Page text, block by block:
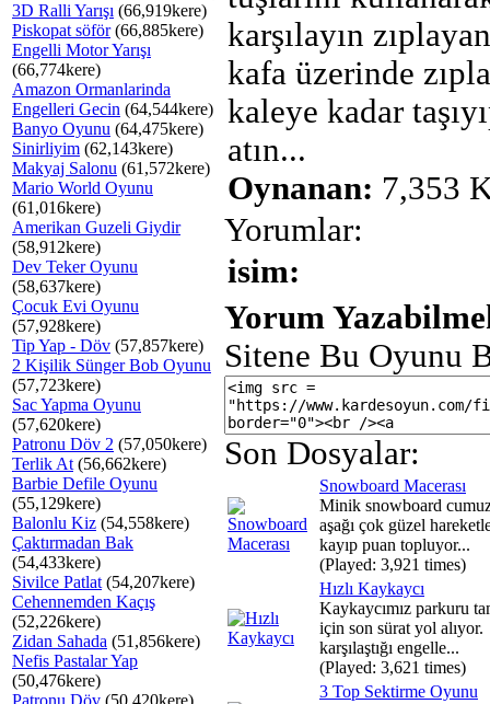
3D Ralli Yarışı (66,919kere)
Piskopat söför(66,885kere)
Engelli Motor Yarışı
(66,774kere)
Amazon Ormanlarinda
Engelleri Gecin (64,544kere)
Banyo Oyunu (64,475kere)
Sinirliyim (62,143kere)
Makyaj Salonu (61,572kere)
Mario World Oyunu
(61,016kere)
Amerikan Guzeli Giydir
(58,912kere)
Dev Teker Oyunu
(58,637kere)
Çocuk Evi Oyunu
(57,928kere)
Tip Yap - Döv (57,857kere)
2 Kişilik Sünger Bob Oyunu
(57,723kere)
Sac Yapma Oyunu
(57,620kere)
Patronu Döv 2 (57,050kere)
Terlik At (56,662kere)
Barbie Defile Oyunu
(55,129kere)
Balonlu Kiz (54,558kere)
Çaktırmadan Bak
(54,433kere)
Sivilce Patlat (54,207kere)
Cehennemden Kaçış
(52,226kere)
Zidan Sahada (51,856kere)
Nefis Pastalar Yap
(50,476kere)
Patronu Döv (50,420kere)
karşılayın
kafa üzerinde
kaleye kadar
atın...
Oynanan: 7,353
Yorumlar:
isim:
Yorum
Sitene Bu Oyunu
Son Dosyalar:
Snowboard Macerası
Minik snowboard
aşağı çok güzel
kayıp puan topluyor...
(Played: 3,921 times)
Hızlı Kaykaycı
Kaykaycımız parkuru
için son sürat yol alıyor.
karşılaştığı engelle...
(Played: 3,621 times)
3 Top Sektirme Oyunu